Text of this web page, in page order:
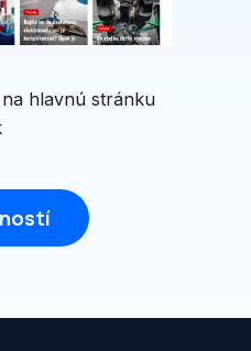
hlavnú stránku
variantov.
Možnosti
môžete
produktu.